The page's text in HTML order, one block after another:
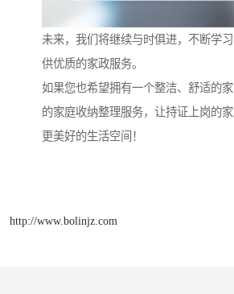
未来，我们将继续与时俱进，不断学
供优质的家政服务。
如果您也希望拥有一个整洁、舒适的
的家庭收纳整理服务，让持证上岗的
更美好的生活空间！
http://www.bolinjz.com